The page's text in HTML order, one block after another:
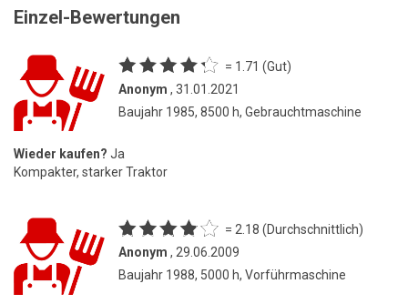
Einzel-Bewertungen
= 1.71 (Gut)
Anonym , 31.01.2021
Baujahr 1985, 8500 h, Gebrauchtmaschine
Wieder kaufen? Ja
Kompakter, starker Traktor
= 2.18 (Durchschnittlich)
Anonym , 29.06.2009
Baujahr 1988, 5000 h, Vorführmaschine